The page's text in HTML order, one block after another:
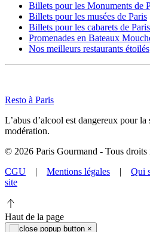
Billets pour les Monuments de
Billets pour les musées de Paris
Billets pour les cabarets de Paris
Promenades en Bateaux
Nos meilleurs restaurants étoilés
Resto à Paris
L’abus d’alcool est dangereux pour
modération.
© 2026 Paris Gourmand - Tous droits
CGU | Mentions légales | Qui
site
Haut de la page
×